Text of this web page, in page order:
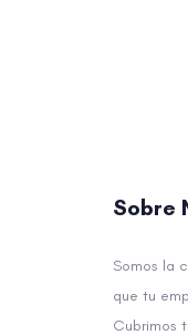
Sobre
Somos la
que tu
Cubrimos